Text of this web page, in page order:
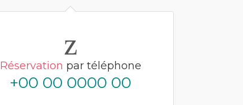
Réservation par téléphone
+00 00 0000 00